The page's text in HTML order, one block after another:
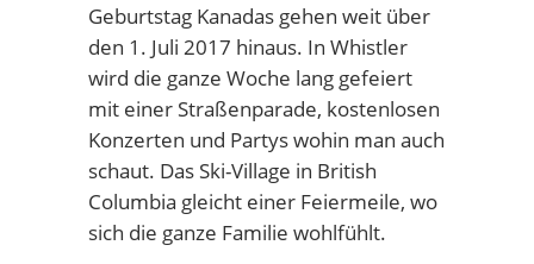
Geburtstag Kanadas gehen weit über
den 1. Juli 2017 hinaus. In Whistler
wird die ganze Woche lang gefeiert
mit einer Straßenparade, kostenlosen
Konzerten und Partys wohin man auch
schaut. Das Ski-Village in British
Columbia gleicht einer Feiermeile, wo
sich die ganze Familie wohlfühlt.